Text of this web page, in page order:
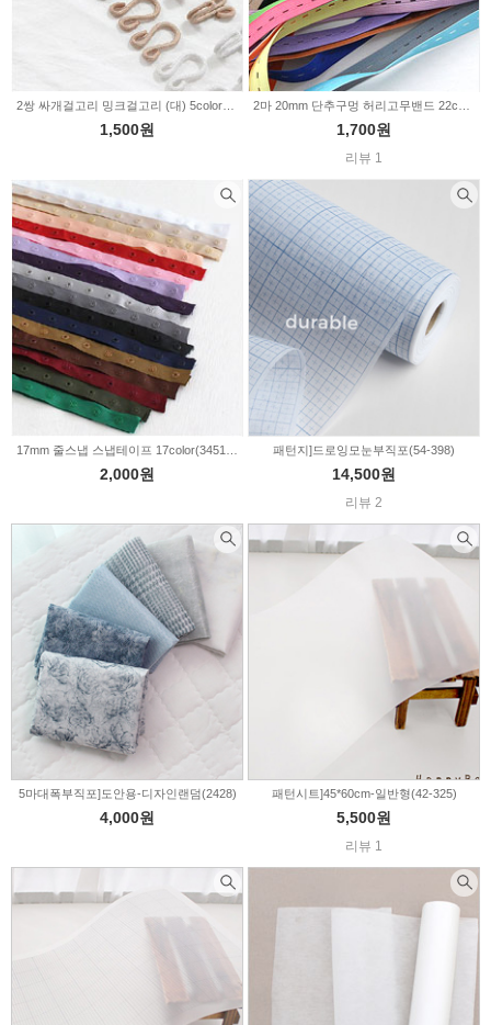
2쌍 싸개걸고리 밍크걸고리 (대) 5color(345440)
1,500원
2마 20mm 단추구멍 허리고무밴드 22color(3456204)
1,700원
리뷰 1
2,000원
패턴지]드로잉모눈부직포(54-398)
14,500원
리뷰 2
5마대폭부직포]도안용-디자인랜덤(2428)
4,000원
패턴시트]45*60cm-일반형(42-325)
5,500원
리뷰 1